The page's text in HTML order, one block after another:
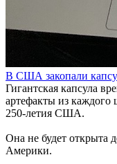
В США закопали
Гигантская капсула
артефакты из каждого
250-летия США.
Она не будет открыта
Америки.